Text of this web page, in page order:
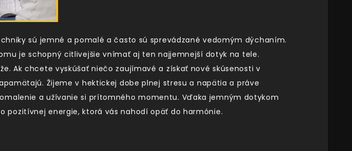
sú jemné a pomalé a často sú sprevádzané vedomým dýchaním.
je schopný citlivejšie vnímať aj ten najjemnejší dotyk na tele.
Ak chcete vyskúšať niečo zaujímavé a získať nové skúsenosti v
Žijeme v hektickej dobe plnej stresu a napätia a práve
a užívanie si prítomného momentu. Vďaka jemným dotykom
energie, ktorá vás nahodí opäť do harmónie.